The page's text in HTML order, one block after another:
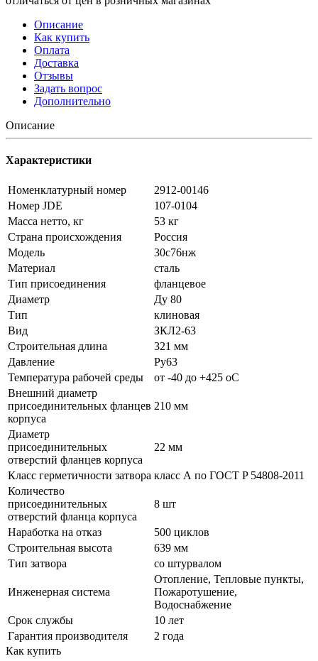
Описание
Как купить
Оплата
Доставка
Отзывы
Задать вопрос
Дополнительно
Описание
Характеристики
Номенклатурный номер
2912-00146
Номер JDE
107-0104
Масса нетто, кг
53 кг
Страна происхождения
Россия
Модель
30с76нж
Материал
сталь
Тип присоединения
фланцевое
Диаметр
Ду 80
Тип
клиновая
Вид
ЗКЛ2-63
Строительная длина
321 мм
Давление
Ру63
Температура рабочей среды
от -40 до +425 oC
Внешний диаметр
присоединительных фланцев
корпуса
210 мм
Диаметр
присоединительных
отверстий фланцев корпуса
22 мм
Класс герметичности затвора класс А по ГОСТ P 54808-2011
Количество
присоединительных
отверстий фланца корпуса
8 шт
Наработка на отказ
500 циклов
Строительная высота
639 мм
Тип затвора
со штурвалом
Инженерная система
Отопление, Тепловые пункты,
Пожаротушение,
Водоснабжение
Срок службы
10 лет
Гарантия производителя
2 года
Как купить